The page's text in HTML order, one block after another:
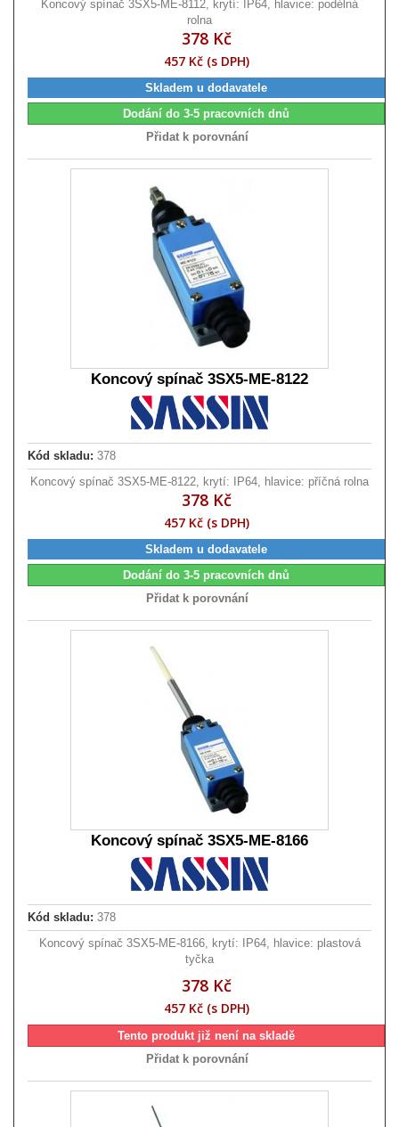
Koncový spínač 3SX5-ME-8112, krytí: IP64, hlavice: podélná
rolna
378 Kč
457 Kč (s DPH)
Skladem u dodavatele
Dodání do 3-5 pracovních dnů
Přidat k porovnání
Koncový spínač 3SX5-ME-8122
Kód skladu: 378
Koncový spínač 3SX5-ME-8122, krytí: IP64, hlavice: příčná rolna
378 Kč
457 Kč (s DPH)
Skladem u dodavatele
Dodání do 3-5 pracovních dnů
Přidat k porovnání
Koncový spínač 3SX5-ME-8166
Kód skladu: 378
Koncový spínač 3SX5-ME-8166, krytí: IP64, hlavice: plastová
tyčka
378 Kč
457 Kč (s DPH)
Tento produkt již není na skladě
Přidat k porovnání